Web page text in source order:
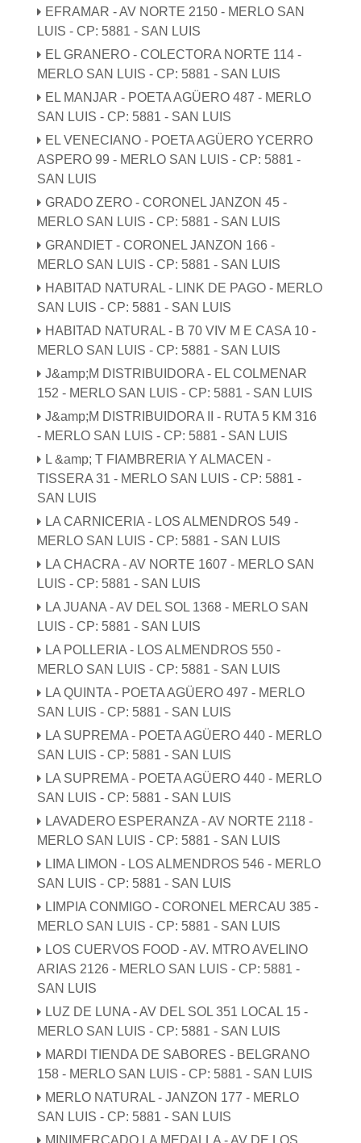
EFRAMAR - AV NORTE 2150 - MERLO SAN
LUIS - CP: 5881 - SAN LUIS
EL GRANERO - COLECTORA NORTE 114 -
MERLO SAN LUIS - CP: 5881 - SAN LUIS
EL MANJAR - POETA AGÜERO 487 - MERLO
SAN LUIS - CP: 5881 - SAN LUIS
EL VENECIANO - POETA AGÜERO YCERRO
ASPERO 99 - MERLO SAN LUIS - CP: 5881 -
SAN LUIS
GRADO ZERO - CORONEL JANZON 45 -
MERLO SAN LUIS - CP: 5881 - SAN LUIS
GRANDIET - CORONEL JANZON 166 -
MERLO SAN LUIS - CP: 5881 - SAN LUIS
HABITAD NATURAL - LINK DE PAGO - MERLO
SAN LUIS - CP: 5881 - SAN LUIS
HABITAD NATURAL - B 70 VIV M E CASA 10 -
MERLO SAN LUIS - CP: 5881 - SAN LUIS
J&amp;M DISTRIBUIDORA - EL COLMENAR
152 - MERLO SAN LUIS - CP: 5881 - SAN LUIS
J&amp;M DISTRIBUIDORA II - RUTA 5 KM 316
- MERLO SAN LUIS - CP: 5881 - SAN LUIS
L &amp; T FIAMBRERIA Y ALMACEN -
TISSERA 31 - MERLO SAN LUIS - CP: 5881 -
SAN LUIS
LA CARNICERIA - LOS ALMENDROS 549 -
MERLO SAN LUIS - CP: 5881 - SAN LUIS
LA CHACRA - AV NORTE 1607 - MERLO SAN
LUIS - CP: 5881 - SAN LUIS
LA JUANA - AV DEL SOL 1368 - MERLO SAN
LUIS - CP: 5881 - SAN LUIS
LA POLLERIA - LOS ALMENDROS 550 -
MERLO SAN LUIS - CP: 5881 - SAN LUIS
LA QUINTA - POETA AGÜERO 497 - MERLO
SAN LUIS - CP: 5881 - SAN LUIS
LA SUPREMA - POETA AGÜERO 440 - MERLO
SAN LUIS - CP: 5881 - SAN LUIS
LA SUPREMA - POETA AGÜERO 440 - MERLO
SAN LUIS - CP: 5881 - SAN LUIS
LAVADERO ESPERANZA - AV NORTE 2118 -
MERLO SAN LUIS - CP: 5881 - SAN LUIS
LIMA LIMON - LOS ALMENDROS 546 - MERLO
SAN LUIS - CP: 5881 - SAN LUIS
LIMPIA CONMIGO - CORONEL MERCAU 385 -
MERLO SAN LUIS - CP: 5881 - SAN LUIS
LOS CUERVOS FOOD - AV. MTRO AVELINO
ARIAS 2126 - MERLO SAN LUIS - CP: 5881 -
SAN LUIS
LUZ DE LUNA - AV DEL SOL 351 LOCAL 15 -
MERLO SAN LUIS - CP: 5881 - SAN LUIS
MARDI TIENDA DE SABORES - BELGRANO
158 - MERLO SAN LUIS - CP: 5881 - SAN LUIS
MERLO NATURAL - JANZON 177 - MERLO
SAN LUIS - CP: 5881 - SAN LUIS
MINIMERCADO LA MEDALLA - AV DE LOS